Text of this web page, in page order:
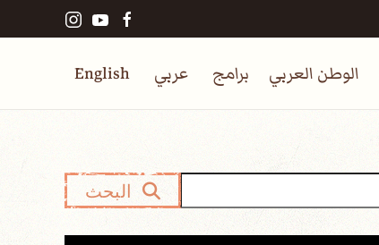
الوطن العربي برامج عربي English
البحث